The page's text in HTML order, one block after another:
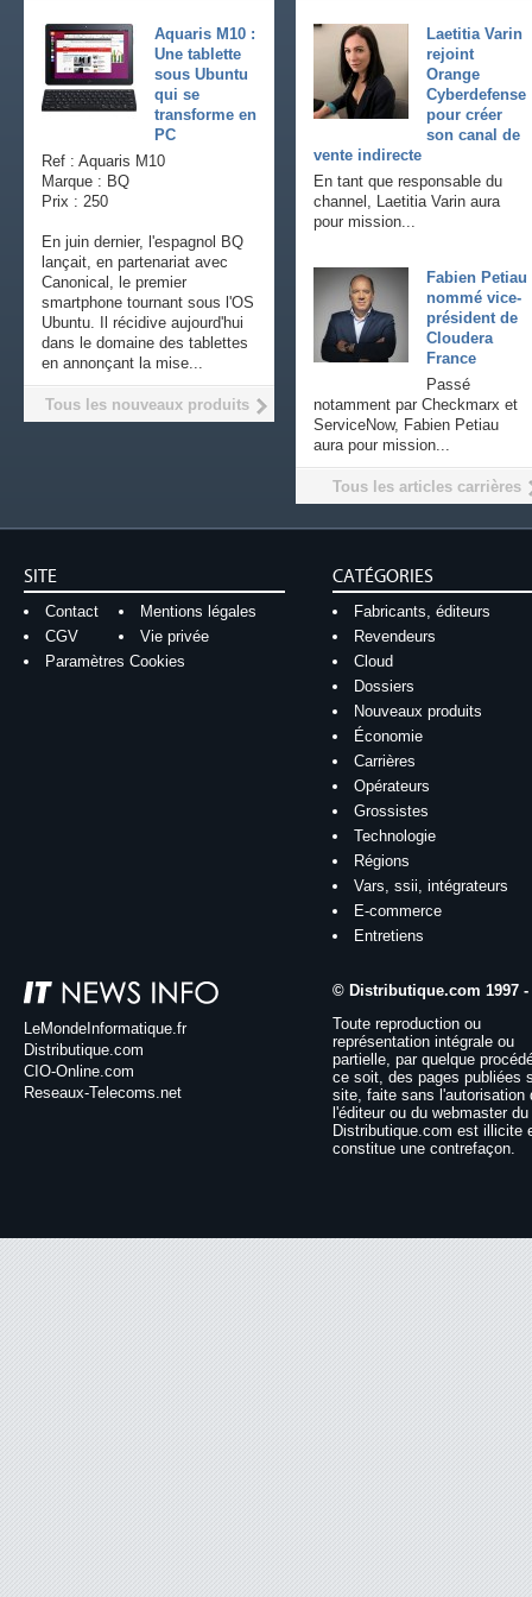
Laetitia Varin
rejoint
Orange
Cyberdefense
pour créer
son canal de
vente indirecte
En tant que responsable du
channel, Laetitia Varin aura
pour mission...
Fabien Petiau
nommé vice-
président de
Cloudera
France
Passé
notamment par Checkmarx et
ServiceNow, Fabien Petiau
aura pour mission...
Tous les articles carrières
Aquaris M10 :
Une tablette
sous Ubuntu
qui se
transforme en
PC
Ref : Aquaris M10
Marque : BQ
Prix : 250
En juin dernier, l'espagnol BQ
lançait, en partenariat avec
Canonical, le premier
smartphone tournant sous l'OS
Ubuntu. Il récidive aujourd'hui
dans le domaine des tablettes
en annonçant la mise...
Tous les nouveaux produits
SITE
Contact
Mentions légales
CGV
Vie privée
Paramètres Cookies
CATÉGORIES
Fabricants, éditeurs
Revendeurs
Cloud
Dossiers
Nouveaux produits
Économie
Carrières
Opérateurs
Grossistes
Technologie
Régions
Vars, ssii, intégrateurs
E-commerce
Entretiens
LeMondeInformatique.fr
Distributique.com
CIO-Online.com
Reseaux-Telecoms.net
© Distributique.com 1997 -
Toute reproduction ou
représentation intégrale ou
partielle, par quelque
ce soit, des pages publiées
site, faite sans l'autorisation
l'éditeur ou du webmaster
Distributique.com est illicite
constitue une contrefaçon.